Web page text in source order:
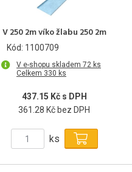
V 250 2m víko žlabu 250 2m
Kód: 1100709
V e-shopu skladem 72 ks
Celkem 330 ks
437.15 Kč s DPH
361.28 Kč bez DPH
ks